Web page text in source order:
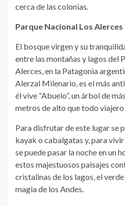
cerca de las colonias.
Parque Nacional Los Alerces
El bosque virgen y su
entre las montañas y lagos del
Alerces, en la Patagonia
Alerzal Milenario, es el más
él vive “Abuelo”, un árbol de
metros de alto que todo
Para disfrutar de este lugar se
kayak o cabalgatas y, para
se puede pasar la noche en un
estos majestuosos paisajes
cristalinas de los lagos, el
magia de los Andes.